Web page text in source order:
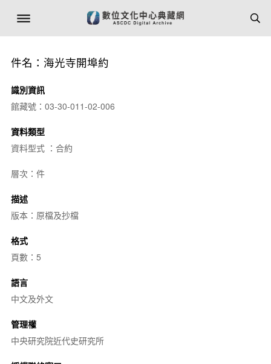
件名：海光寺開埠約
識別資訊
館藏號：03-30-011-02-006
資料類型
資料型式 ：合約
層次：件
描述
版本：原檔及抄檔
格式
頁數：5
語言
中文及外文
管理權
中央研究院近代史研究所